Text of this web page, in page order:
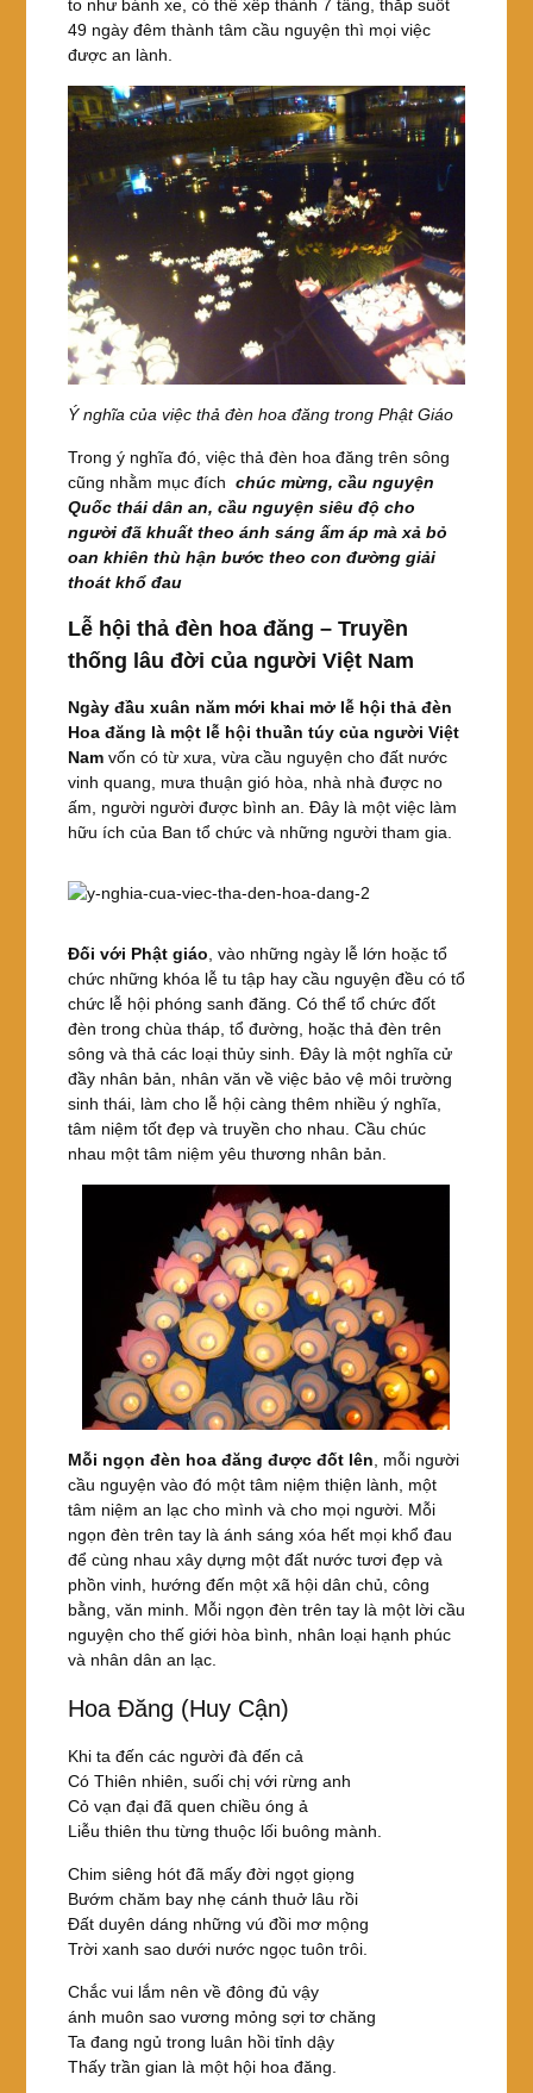
to như bánh xe, có thể xếp thành 7 tầng, thắp suốt
49 ngày đêm thành tâm cầu nguyện thì mọi việc
được an lành.
Ý nghĩa của việc thả đèn hoa đăng trong Phật Giáo
Trong ý nghĩa đó, việc thả đèn hoa đăng trên sông
cũng nhằm mục đích chúc mừng, cầu nguyện
Quốc thái dân an, cầu nguyện siêu độ cho
người đã khuất theo ánh sáng ấm áp mà xả bỏ
oan khiên thù hận bước theo con đường giải
thoát khổ đau
Lễ hội thả đèn hoa đăng – Truyền
thống lâu đời của người Việt Nam
Ngày đầu xuân năm mới khai mở lễ hội thả đèn
Hoa đăng là một lễ hội thuần túy của người Việt
Namvốn có từ xưa, vừa cầu nguyện cho đất nước
vinh quang, mưa thuận gió hòa, nhà nhà được no
ấm, người người được bình an. Đây là một việc làm
hữu ích của Ban tổ chức và những người tham gia.
Đối với Phật giáo, vào những ngày lễ lớn hoặc tổ
chức những khóa lễ tu tập hay cầu nguyện đều có tổ
chức lễ hội phóng sanh đăng. Có thể tổ chức đốt
đèn trong chùa tháp, tổ đường, hoặc thả đèn trên
sông và thả các loại thủy sinh. Đây là một nghĩa cử
đầy nhân bản, nhân văn về việc bảo vệ môi trường
sinh thái, làm cho lễ hội càng thêm nhiều ý nghĩa,
tâm niệm tốt đẹp và truyền cho nhau. Cầu chúc
nhau một tâm niệm yêu thương nhân bản.
Mỗi ngọn đèn hoa đăng được đốt lên, mỗi người
cầu nguyện vào đó một tâm niệm thiện lành, một
tâm niệm an lạc cho mình và cho mọi người. Mỗi
ngọn đèn trên tay là ánh sáng xóa hết mọi khổ đau
để cùng nhau xây dựng một đất nước tươi đẹp và
phồn vinh, hướng đến một xã hội dân chủ, công
bằng, văn minh. Mỗi ngọn đèn trên tay là một lời cầu
nguyện cho thế giới hòa bình, nhân loại hạnh phúc
và nhân dân an lạc.
Hoa Đăng (Huy Cận)
Khi ta đến các người đà đến cả
Có Thiên nhiên, suối chị với rừng anh
Cỏ vạn đại đã quen chiều óng ả
Liễu thiên thu từng thuộc lối buông mành.
Chim siêng hót đã mấy đời ngọt giọng
Bướm chăm bay nhẹ cánh thuở lâu rồi
Đất duyên dáng những vú đồi mơ mộng
Trời xanh sao dưới nước ngọc tuôn trôi.
Chắc vui lắm nên về đông đủ vậy
ánh muôn sao vương mỏng sợi tơ chăng
Ta đang ngủ trong luân hồi tỉnh dậy
Thấy trần gian là một hội hoa đăng.